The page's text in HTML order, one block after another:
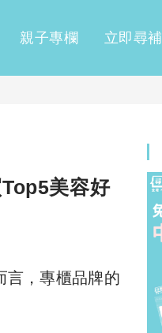
親子專欄 立即尋補
美容好
言，專櫃品牌的